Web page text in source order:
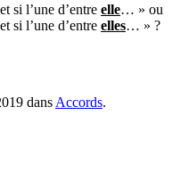
si l’une d’entre elle… » ou
si l’une d’entre elles… » ?
dans Accords.